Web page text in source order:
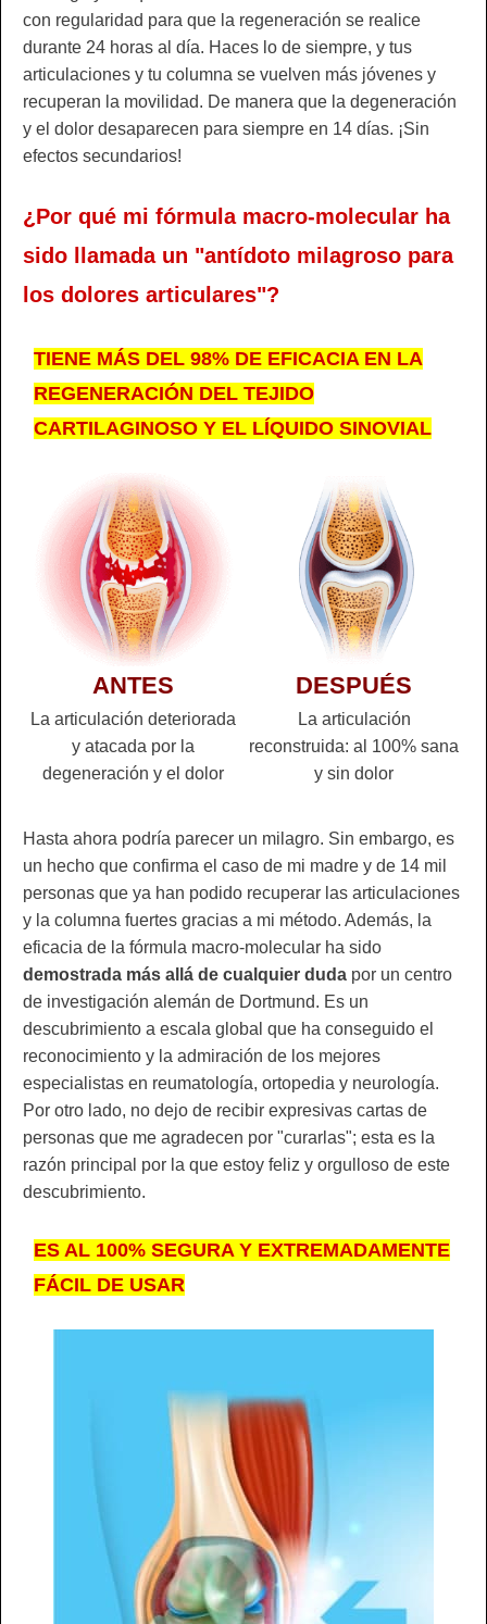
con regularidad para que la regeneración se realice
durante 24 horas al día. Haces lo de siempre, y tus
articulaciones y tu columna se vuelven más jóvenes y
recuperan la movilidad. De manera que la degeneración
y el dolor desaparecen para siempre en 14 días. ¡Sin
efectos secundarios!
¿Por qué mi fórmula macro-molecular ha
sido llamada un "antídoto milagroso para
los dolores articulares"?
TIENE MÁS DEL 98% DE EFICACIA EN LA
REGENERACIÓN DEL TEJIDO
CARTILAGINOSO Y EL LÍQUIDO SINOVIAL
ANTES
La articulación deteriorada
y atacada por la
degeneración y el dolor
DESPUÉS
La articulación
reconstruida: al 100% sana
y sin dolor
Hasta ahora podría parecer un milagro. Sin embargo, es
un hecho que confirma el caso de mi madre y de 14 mil
personas que ya han podido recuperar las articulaciones
y la columna fuertes gracias a mi método. Además, la
eficacia de la fórmula macro-molecular ha sido
demostrada más allá de cualquier duda por un centro
de investigación alemán de Dortmund. Es un
descubrimiento a escala global que ha conseguido el
reconocimiento y la admiración de los mejores
especialistas en reumatología, ortopedia y neurología.
Por otro lado, no dejo de recibir expresivas cartas de
personas que me agradecen por "curarlas"; esta es la
razón principal por la que estoy feliz y orgulloso de este
descubrimiento.
ES AL 100% SEGURA Y EXTREMADAMENTE
FÁCIL DE USAR